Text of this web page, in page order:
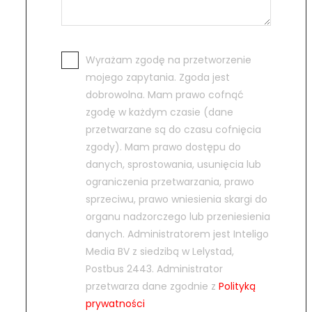
Wyrażam zgodę na przetworzenie
mojego zapytania. Zgoda jest
dobrowolna. Mam prawo cofnąć
zgodę w każdym czasie (dane
przetwarzane są do czasu cofnięcia
zgody). Mam prawo dostępu do
danych, sprostowania, usunięcia lub
ograniczenia przetwarzania, prawo
sprzeciwu, prawo wniesienia skargi do
organu nadzorczego lub przeniesienia
danych. Administratorem jest Inteligo
Media BV z siedzibą w Lelystad,
Postbus 2443. Administrator
przetwarza dane zgodnie z Polityką
prywatności